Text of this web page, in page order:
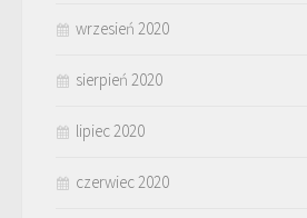
wrzesień 2020
sierpień 2020
lipiec 2020
czerwiec 2020